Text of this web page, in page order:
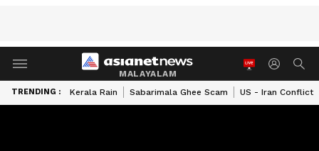
MALAYALAM
TRENDING : Kerala Rain Sabarimala Ghee Scam US - Iran Conflict